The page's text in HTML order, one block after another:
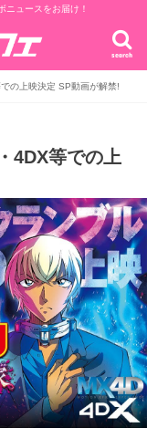
ニュースをお届け！
search
の上映決定 SP動画が解禁!
4DX等での上